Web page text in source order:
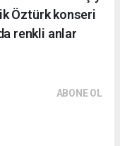
Öztürk konseri
renkli anlar